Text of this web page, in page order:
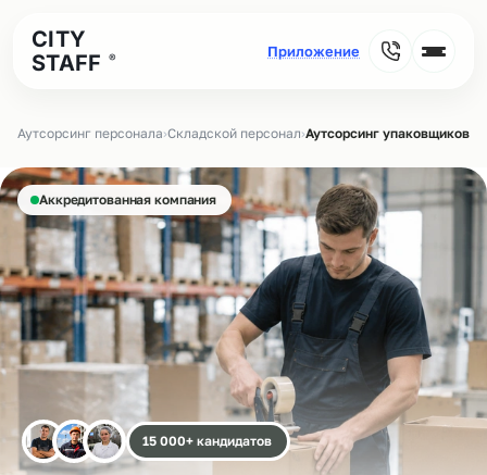
CITY
STAFF
®
Аутсорсинг персонала›Складской персонал›Аутсорсинг упаковщиков
Аккредитованная компания
15 000+ кандидатов